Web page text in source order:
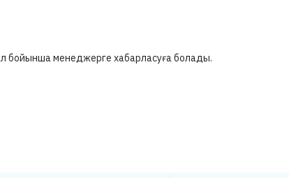
бойынша менеджерге хабарласуға болады.